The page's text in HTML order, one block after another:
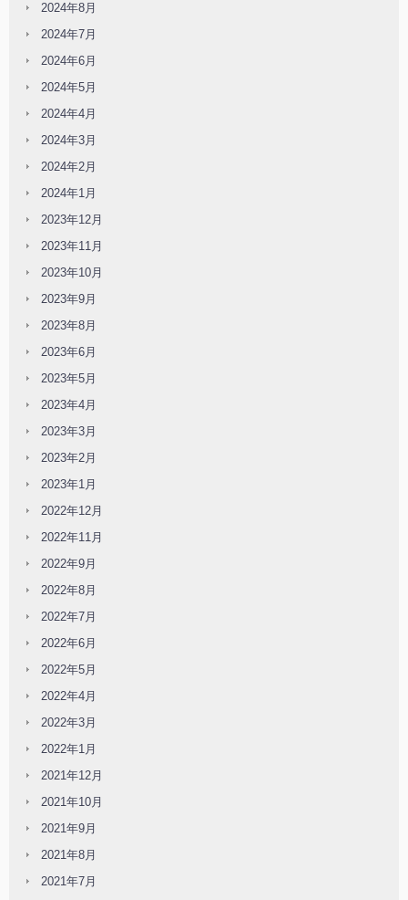
2024年8月
2024年7月
2024年6月
2024年5月
2024年4月
2024年3月
2024年2月
2024年1月
2023年12月
2023年11月
2023年10月
2023年9月
2023年8月
2023年6月
2023年5月
2023年4月
2023年3月
2023年2月
2023年1月
2022年12月
2022年11月
2022年9月
2022年8月
2022年7月
2022年6月
2022年5月
2022年4月
2022年3月
2022年1月
2021年12月
2021年10月
2021年9月
2021年8月
2021年7月